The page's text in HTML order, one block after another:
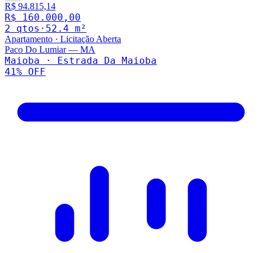
R$ 94.815,14
R$ 160.000,00
2 qtos · 52.4 m²
Apartamento · Licitação Aberta
Paco Do Lumiar— MA
Maioba · Estrada Da Maioba
41% OFF